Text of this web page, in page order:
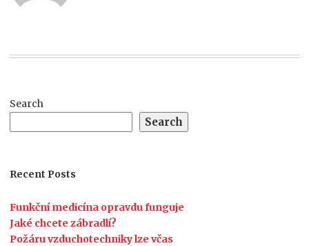
Search
Search
Recent Posts
Funkční medicína opravdu funguje
Jaké chcete zábradlí?
Požáru vzduchotechniky lze včas